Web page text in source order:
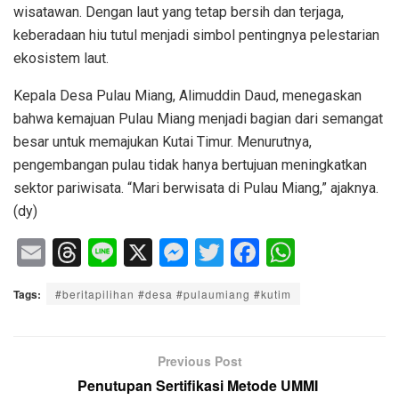
wisatawan. Dengan laut yang tetap bersih dan terjaga,
keberadaan hiu tutul menjadi simbol pentingnya pelestarian
ekosistem laut.
Kepala Desa Pulau Miang, Alimuddin Daud, menegaskan
bahwa kemajuan Pulau Miang menjadi bagian dari semangat
besar untuk memajukan Kutai Timur. Menurutnya,
pengembangan pulau tidak hanya bertujuan meningkatkan
sektor pariwisata. “Mari berwisata di Pulau Miang,” ajaknya.
(dy)
E
m
ail
T
hr
e
Li
n
e
X M
e
ss
n
T
wi
tt
F
a
c
Tags: #beritapilihan #desa #pulaumiang #kutim
Previous Post
Penutupan Sertifikasi Metode UMMI